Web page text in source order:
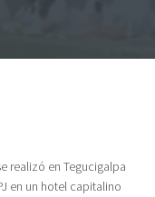
realizó en Tegucigalpa
en un hotel capitalino